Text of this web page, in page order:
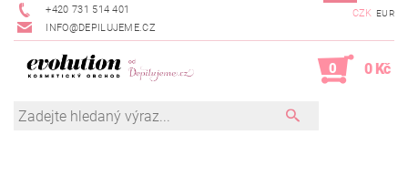
+420 731 514 401
INFO@DEPILUJEME.CZ
CZK EUR
0 0 Kč